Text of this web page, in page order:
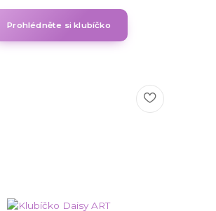
Prohlédněte si klubíčko